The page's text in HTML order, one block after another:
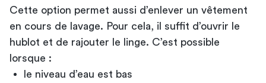
Cette option permet aussi d’enlever un vêtement
en cours de lavage. Pour cela, il suffit d’ouvrir le
hublot et de rajouter le linge. C’est possible
lorsque :
le niveau d’eau est bas